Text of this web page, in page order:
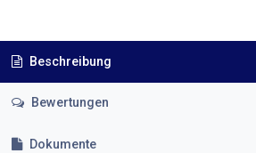
Beschreibung
Bewertungen
Dokumente